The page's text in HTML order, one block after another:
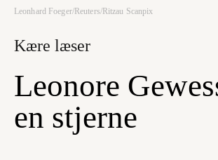
Søg
Leonhard Foeger/Reuters/Ritzau Scanpix
Kære læser
Leonore
en stjerne